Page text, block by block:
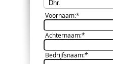
Voornaam:*
Achternaam:*
Bedrijfsnaam:*